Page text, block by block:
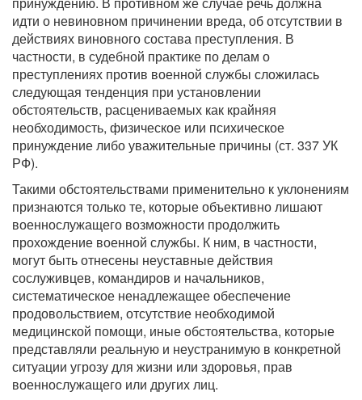
идти о невиновном причинении вреда, об отсутствии в
действиях виновного состава преступления. В
частности, в судебной практике по делам о
преступлениях против военной службы сложилась
следующая тенденция при установлении
обстоятельств, расцениваемых как крайняя
необходимость, физическое или психическое
принуждение либо уважительные причины (ст. 337 УК
РФ).
Такими обстоятельствами применительно к уклонениям
признаются только те, которые объективно лишают
военнослужащего возможности продолжить
прохождение военной службы. К ним, в частности,
могут быть отнесены неуставные действия
сослуживцев, командиров и начальников,
систематическое ненадлежащее обеспечение
продовольствием, отсутствие необходимой
медицинской помощи, иные обстоятельства, которые
представляли реальную и неустранимую в конкретной
ситуации угрозу для жизни или здоровья, прав
военнослужащего или других лиц.